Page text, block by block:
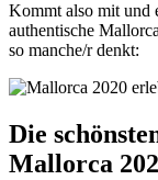
Kommt also mit und
authentische
so manche/r denkt:
Die
Mallorca